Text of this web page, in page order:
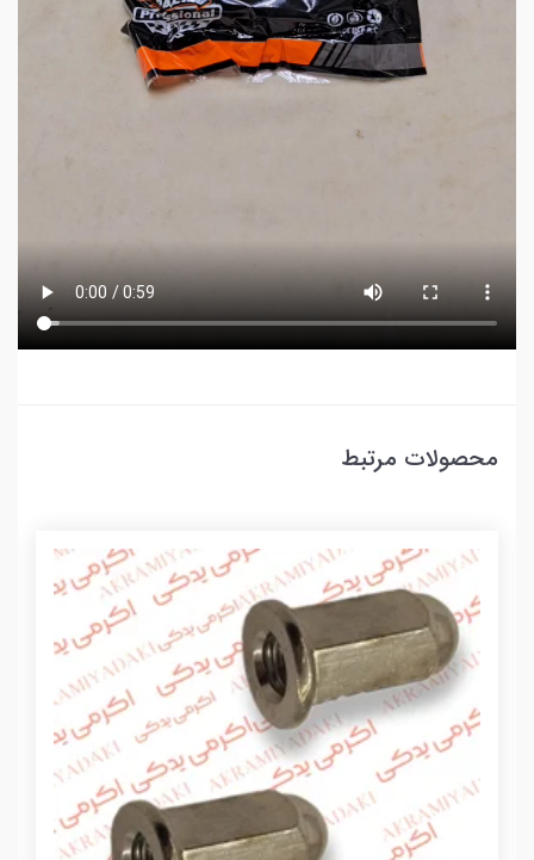
محصولات مرتبط